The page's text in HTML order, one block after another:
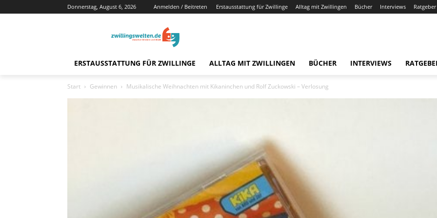
Donnerstag, August 6, 2026 Anmelden / Beitreten Erstausstattung für Zwillinge Alltag mit Zwillingen Bücher Interviews Ratgeber
ERSTAUSSTATTUNG FÜR ZWILLINGE ALLTAG MIT ZWILLINGEN BÜCHER INTERVIEWS
Start Gewinnen Musikalische Weihnachten mit Kikaninchen und Rolf Zuckowski – Verlosung